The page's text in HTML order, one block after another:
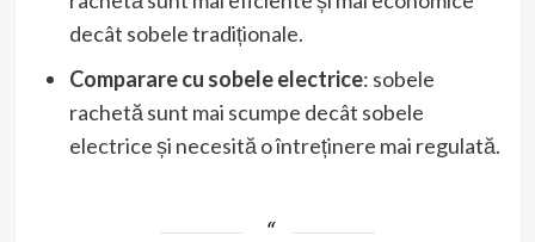
decât sobele tradiționale.
Comparare cu sobele electrice: sobele
rachetă sunt mai scumpe decât sobele
electrice și necesită o întreținere mai regulată.